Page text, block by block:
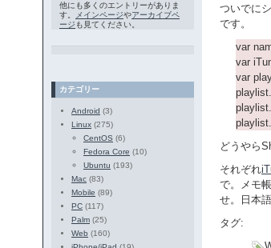
ついでに
です。
var
var
var
どうやら
それぞれ
で。メモ
せ。日本
タグ:
他にも多くのエントリーがありま
す。
メインページやアーカイブペ
ージ も見てください。
カテゴリー
Android (3)
Linux (275)
CentOS (6)
Fedora Core (10)
Ubuntu (193)
Mac (83)
Mobile (89)
PC (117)
Palm (25)
Web (160)